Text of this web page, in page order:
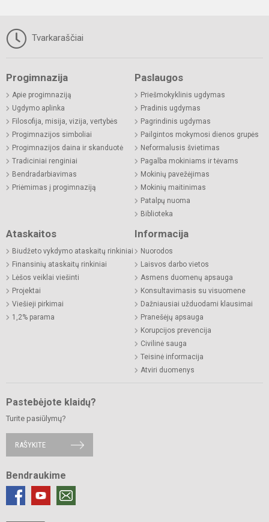
Tvarkaraščiai
Progimnazija
Apie progimnaziją
Ugdymo aplinka
Filosofija, misija, vizija, vertybės
Progimnazijos simboliai
Progimnazijos daina ir skanduotė
Tradiciniai renginiai
Bendradarbiavimas
Priėmimas į progimnaziją
Paslaugos
Priešmokyklinis ugdymas
Pradinis ugdymas
Pagrindinis ugdymas
Pailgintos mokymosi dienos grupės
Neformalusis švietimas
Pagalba mokiniams ir tėvams
Mokinių pavežėjimas
Mokinių maitinimas
Patalpų nuoma
Biblioteka
Ataskaitos
Biudžeto vykdymo ataskaitų rinkiniai
Finansinių ataskaitų rinkiniai
Lėšos veiklai viešinti
Projektai
Viešieji pirkimai
1,2% parama
Informacija
Nuorodos
Laisvos darbo vietos
Asmens duomenų apsauga
Konsultavimasis su visuomene
Dažniausiai užduodami klausimai
Pranešėjų apsauga
Korupcijos prevencija
Civilinė sauga
Teisinė informacija
Atviri duomenys
Pastebėjote klaidų?
Turite pasiūlymų?
RAŠYKITE
Bendraukime